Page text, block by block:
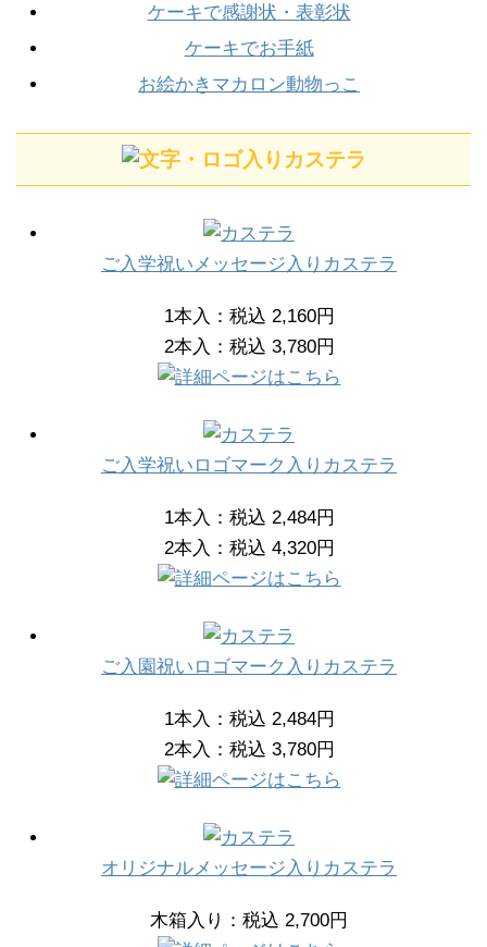
ケーキで感謝状・表彰状
ケーキでお手紙
お絵かきマカロン動物っこ
ご入学祝いメッセージ入りカステラ
1本入：税込 2,160円
2本入：税込 3,780円
ご入学祝いロゴマーク入りカステラ
1本入：税込 2,484円
2本入：税込 4,320円
ご入園祝いロゴマーク入りカステラ
1本入：税込 2,484円
2本入：税込 3,780円
オリジナルメッセージ入りカステラ
木箱入り：税込 2,700円